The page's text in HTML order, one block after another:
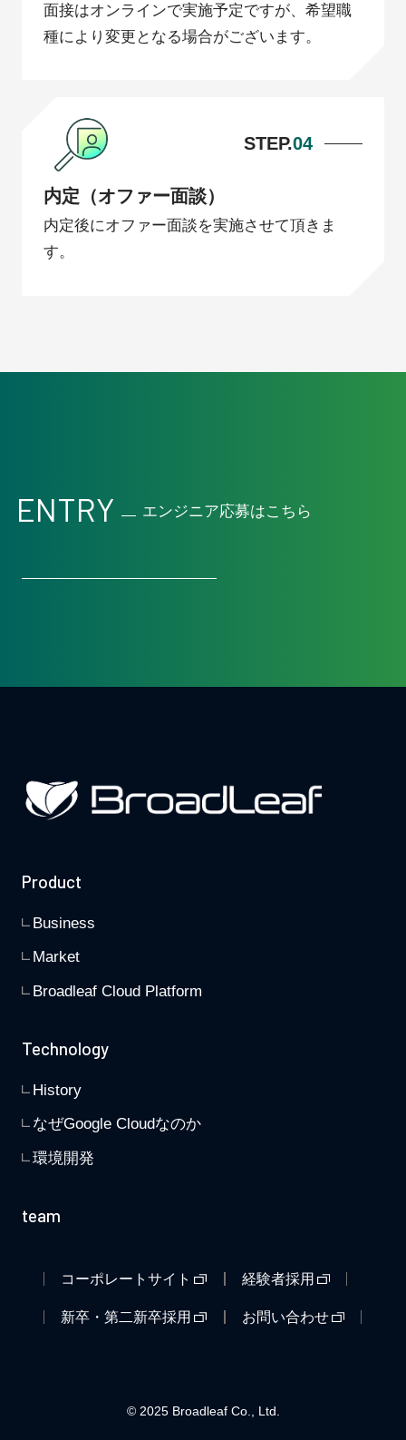
面接はオンラインで実施予定ですが、希望職
種により変更となる場合がございます。
STEP.04
内定（オファー面談）
内定後にオファー面談を実施させて頂きま
す。
ENTRY エンジニア応募はこちら
© 2025 Broadleaf Co., Ltd.
Product
Business
Market
Broadleaf Cloud Platform
Technology
History
なぜGoogle Cloudなのか
環境開発
team
コーポレートサイト 経験者採用
新卒・第二新卒採用 お問い合わせ